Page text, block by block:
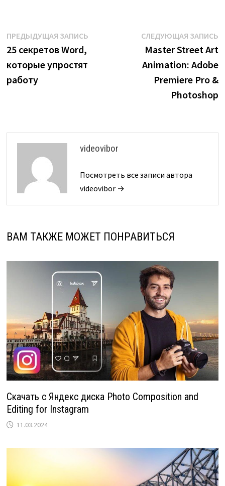
Навигация
по
записям
ПРЕДЫДУЩАЯ ЗАПИСЬПредыдущая
25 секретов Word,
которые упростят
работу
СЛЕДУЮЩАЯ ЗАПИСЬ
Master Street Art
Animation: Adobe
Premiere Pro &
Photoshop
videovibor
Посмотреть все записи автора
videovibor →
ВАМ ТАКЖЕ МОЖЕТ ПОНРАВИТЬСЯ
Скачать с Яндекс диска Photo Composition and
Editing for Instagram
11.03.2024